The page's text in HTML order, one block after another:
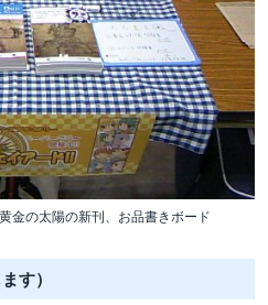
金の太陽の新刊、お品書きボード
す）